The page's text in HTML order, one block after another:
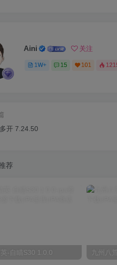
Aini 关注
1W+ 15 101
开 7.24.50
荐
-自瞄S30 1.0.0 九州八